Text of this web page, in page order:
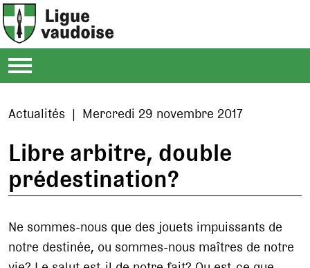
Actualités | Mercredi 29 novembre 2017
Libre arbitre, double
prédestination?
Ne sommes-nous que des jouets impuissants de
notre destinée, ou sommes-nous maîtres de notre